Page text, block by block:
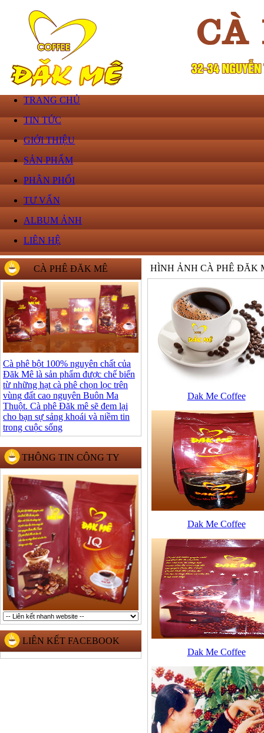
TRANG CHỦ
TIN TỨC
GIỚI THIỆU
SẢN PHẨM
PHÂN PHỐI
TƯ VẤN
ALBUM ẢNH
LIÊN HỆ
CÀ PHÊ ĐĂK MÊ
Cà phê bột 100% nguyên chất của
Đăk Mê là sản phẩm được chế biến
từ những hạt cà phê chọn lọc trên
vùng đất cao nguyên Buôn Ma
Thuột. Cà phê Đăk mê sẽ đem lại
cho bạn sự sảng khoái và niềm tin
trong cuộc sống
THÔNG TIN CÔNG TY
LIÊN KẾT FACEBOOK
HÌNH ẢNH CÀ PHÊ ĐĂK
Dak Me Coffee
Dak Me Coffee
Dak Me Coffee